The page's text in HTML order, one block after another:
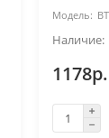
1178р.